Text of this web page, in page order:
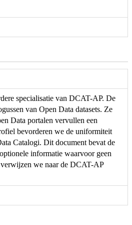
specialisatie van DCAT-AP. De
van Open Data datasets. Ze
Data portalen vervullen een
bevorderen we de uniformiteit
Catalogi. Dit document bevat de
informatie waarvoor geen
we naar de DCAT-AP